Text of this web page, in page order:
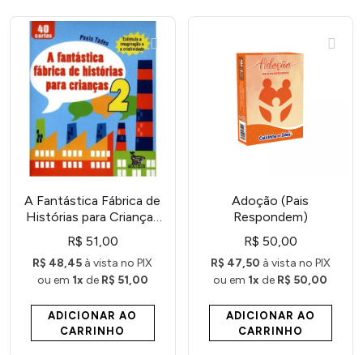
A Fantástica Fábrica de
Histórias para Crianças
2
R$ 51,00
R$ 48,45 à vista no PIX
ou em 1x de R$ 51,00
ADICIONAR AO
CARRINHO
Adoção (Pais
Respondem)
R$ 50,00
R$ 47,50 à vista no PIX
ou em 1x de R$ 50,00
ADICIONAR AO
CARRINHO